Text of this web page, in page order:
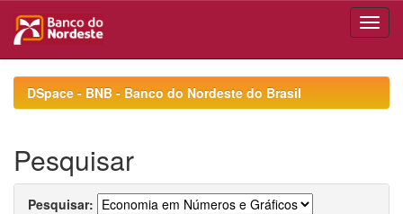
navigationDSpace - BNB - Banco do Nordeste do Brasil
Pesquisar
Pesquisar: